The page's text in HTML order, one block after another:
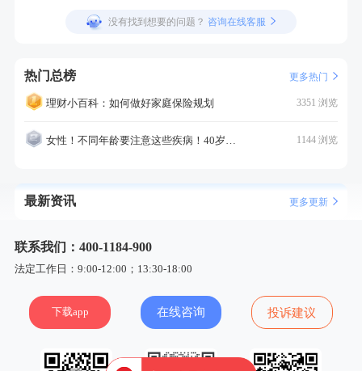
没有找到想要的问题？ 咨询在线客服
热门总榜 更多热门
理财小百科：如何做好家庭保险规划 3351 浏览
女性！不同年龄要注意这些疾病！40岁的这个疾病最需要注意！ 1144 浏览
最新资讯 更多更新
联系我们：400-1184-900
法定工作日：9:00-12:00；13:30-18:00
下载app 在线咨询 投诉建议